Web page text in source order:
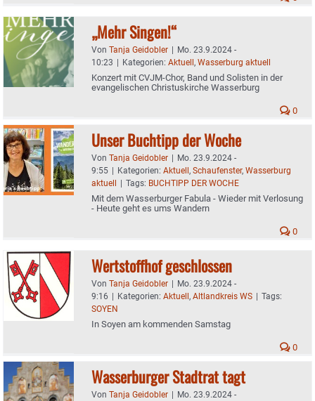
„Mehr Singen!“
Von Tanja Geidobler | Mo. 23.9.2024 -
10:23 | Kategorien: Aktuell, Wasserburg aktuell
Konzert mit CVJM-Chor, Band und Solisten in der
evangelischen Christuskirche Wasserburg
0
Unser Buchtipp der Woche
Von Tanja Geidobler | Mo. 23.9.2024 -
9:55 | Kategorien: Aktuell, Schaufenster, Wasserburg
aktuell | Tags: BUCHTIPP DER WOCHE
Mit dem Wasserburger Fabula - Wieder mit Verlosung
- Heute geht es ums Wandern
0
Wertstoffhof geschlossen
Von Tanja Geidobler | Mo. 23.9.2024 -
9:16 | Kategorien: Aktuell, Altlandkreis WS | Tags:
SOYEN
In Soyen am kommenden Samstag
0
Wasserburger Stadtrat tagt
Von Tanja Geidobler | Mo. 23.9.2024 -